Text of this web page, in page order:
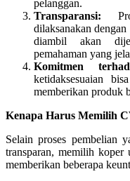
pelanggan.
Transparansi:
dilaksanakan
diambil akan
pemahaman yang
Komitmen
ketidaksesuaian
memberikan produk
Kenapa Harus Memilih
Selain proses pembelian
transparan, memilih
memberikan beberapa